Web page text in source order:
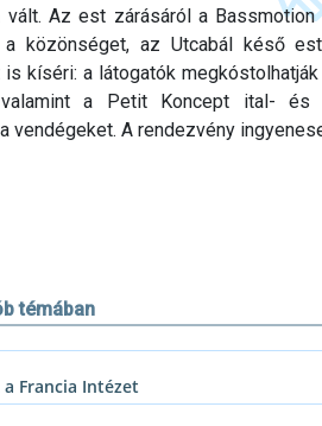
vált. Az est zárásáról a
közönséget, az Utcabál késő
kíséri: a látogatók
a Petit Koncept ital- és
vendégeket. A rendezvény
témában
Francia Intézet